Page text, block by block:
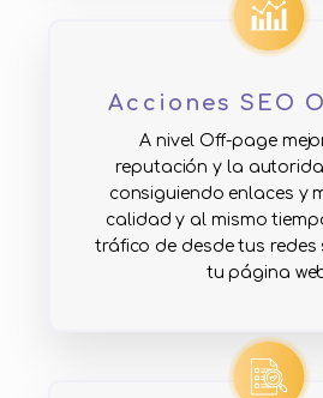
Acciones SEO
A nivel Off-page
reputación y la
consiguiendo enlaces y
calidad y al mismo
tráfico de desde tus redes
tu página